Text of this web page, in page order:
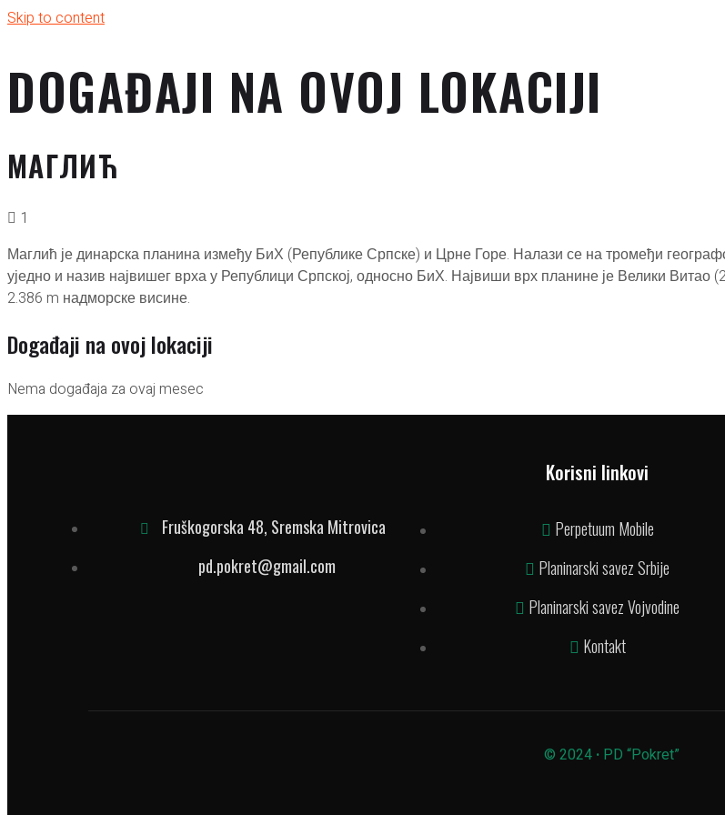
Skip to content
DOGAĐAJI NA OVOJ LOKACIJI
МАГЛИЋ
1
Маглић је динарска планина између БиХ (Републике Српске) и Црне Горе. Налази се на тромеђи
уједно и назив највишег врха у Републици Српској, односно БиХ. Највиши врх планине је Велики Витао
2.386 m надморске висине.
Događaji na ovoj lokaciji
Nema događaja za ovaj mesec
Fruškogorska 48, Sremska Mitrovica
pd.pokret@gmail.com
Korisni linkovi
Perpetuum Mobile
Planinarski savez Srbije
Planinarski savez Vojvodine
Kontakt
© 2024 ·PD “Pokret”